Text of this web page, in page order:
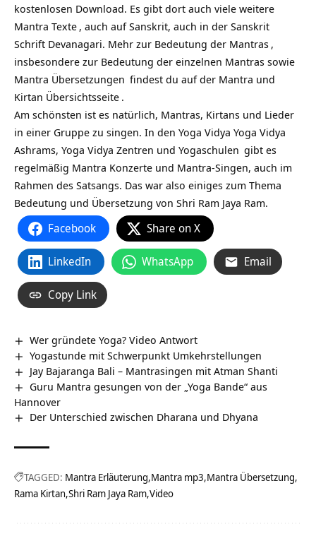
kostenlosen Download. Es gibt dort auch viele weitere
Mantra Texte , auch auf Sanskrit, auch in der Sanskrit
Schrift Devanagari. Mehr zur Bedeutung der Mantras ,
insbesondere zur Bedeutung der einzelnen Mantras sowie
Mantra Übersetzungen findest du aufder Mantra und
Kirtan Übersichtsseite .
Am schönsten ist es natürlich, Mantras, Kirtans und Lieder
in einer Gruppe zu singen. In den Yoga Vidya Yoga Vidya
Ashrams, Yoga Vidya Zentren und Yogaschulen gibt es
regelmäßig Mantra Konzerte und Mantra-Singen, auch im
Rahmen des Satsangs. Das war also einiges zum Thema
Bedeutung und Übersetzung von Shri Ram Jaya Ram.
Facebook Share on X
LinkedIn WhatsApp Email
Copy Link
Wer gründete Yoga? Video Antwort
Yogastunde mit Schwerpunkt Umkehrstellungen
Jay Bajaranga Bali – Mantrasingen mit Atman Shanti
Guru Mantra gesungen von der „Yoga Bande“ aus
Hannover
Der Unterschied zwischen Dharana und Dhyana
TAGGED: Mantra Erläuterung Mantra mp3 Mantra Übersetzung
Rama Kirtan Shri Ram Jaya Ram Video